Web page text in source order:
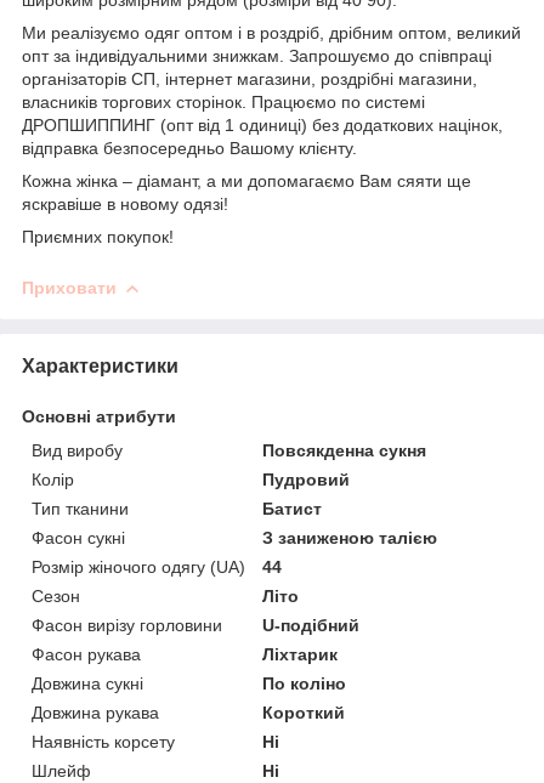
Ми реалізуємо одяг оптом і в роздріб, дрібним оптом, великий
опт за індивідуальними знижкам. Запрошуємо до співпраці
організаторів СП, інтернет магазини, роздрібні магазини,
власників торгових сторінок. Працюємо по системі
ДРОПШИППИНГ (опт від 1 одиниці) без додаткових націнок,
відправка безпосередньо Вашому клієнту.
Кожна жінка – діамант, а ми допомагаємо Вам сяяти ще
яскравіше в новому одязі!
Приємних покупок!
Приховати
Характеристики
Основні атрибути
Вид виробу
Повсякденна сукня
Колір
Пудровий
Тип тканини
Батист
Фасон сукні
З заниженою талією
Розмір жіночого одягу (UA)
44
Сезон
Літо
Фасон вирізу горловини
U-подібний
Фасон рукава
Ліхтарик
Довжина сукні
По коліно
Довжина рукава
Короткий
Наявність корсету
Ні
Шлейф
Ні